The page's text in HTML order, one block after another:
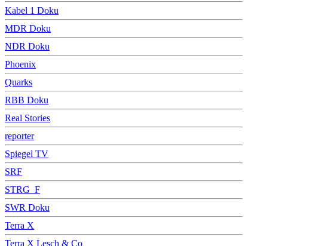
Kabel 1 Doku
MDR Doku
NDR Doku
Phoenix
Quarks
RBB Doku
Real Stories
reporter
Spiegel TV
SRF
STRG_F
SWR Doku
Terra X
Terra X Lesch & Co